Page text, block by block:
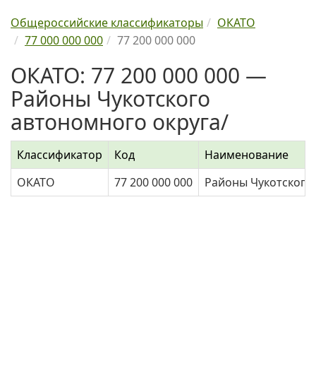
Общероссийские классификаторы
ОКАТО
77 000 000 000
77 200 000 000
ОКАТО: 77 200 000 000 —
Районы Чукотского
автономного округа/
Классификатор Код
Наименование
ОКАТО
77 200 000 000 Районы